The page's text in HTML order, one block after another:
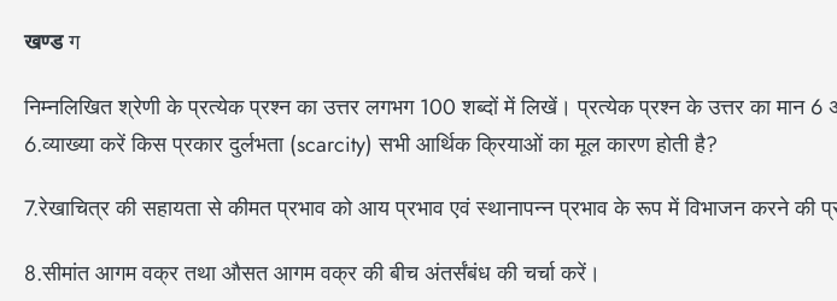
खण्डग
निम्नलिखित श्रेणी के प्रत्येक प्रश्न का उत्तर लगभग 100 शब्दों में लिखें। प्रत्येक प्रश्न के उत्तर का मान
6.व्याख्या करें किस प्रकार दुर्लभता (scarcity) सभी आर्थिक क्रियाओं का मूल कारण होती है?
7.रेखाचित्र की सहायता से कीमत प्रभाव को आय प्रभाव एवं स्थानापन्न प्रभाव के रूप में विभाजन करने की
8.सीमांत आगम वक्र तथा औसत आगम वक्र की बीच अंतर्संबंध की चर्चा करें।